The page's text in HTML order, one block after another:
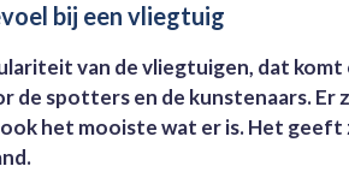
bij een vliegtuig
van de vliegtuigen, dat
de spotters en de kunstenaars. Er
het mooiste wat er is. Het geeft